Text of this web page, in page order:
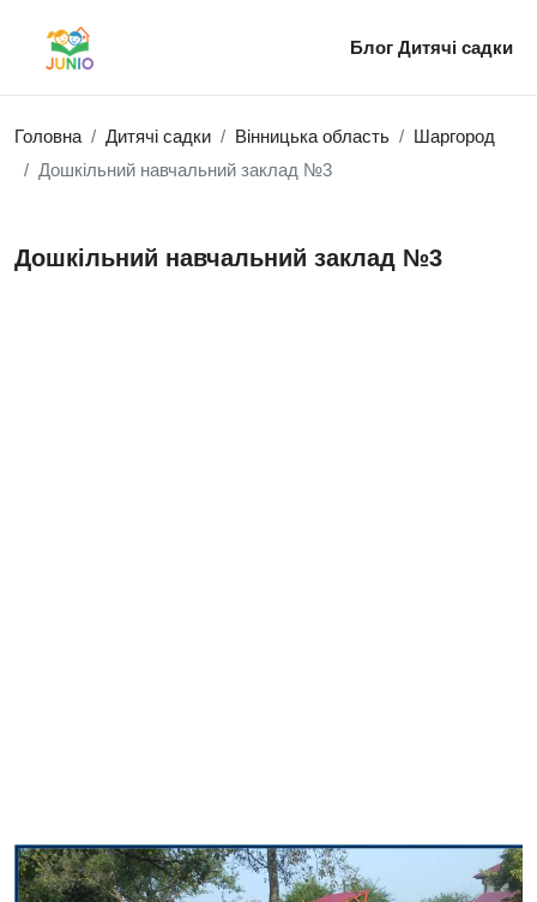
Блог Дитячі садки
Головна Дитячі садки Вінницька область
Шаргород
Дошкільний навчальний заклад №3
Дошкільний навчальний заклад №3